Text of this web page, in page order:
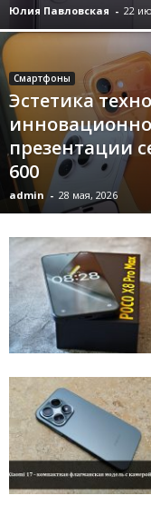
Юлия Павловская - 22
Смартфоны
Эстетика
презентации
600
admin - 28 мая, 2026